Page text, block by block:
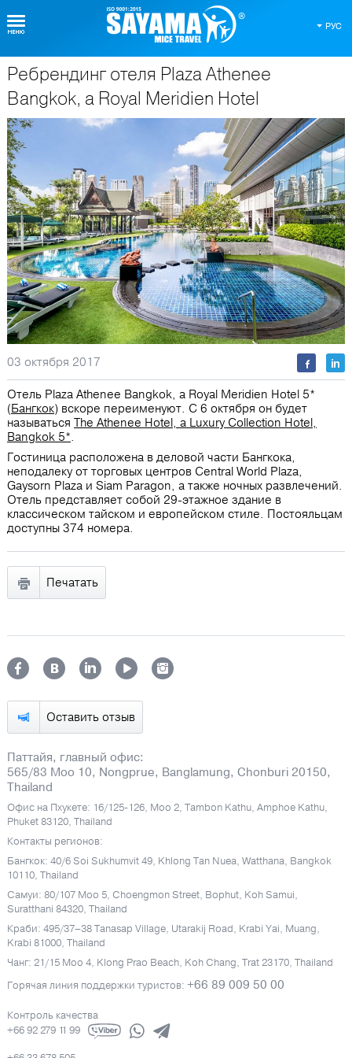
РУС
О Таиланде
Оставить отзыв
Паттайя, главный офис:
565/83 Moo 10, Nongprue, Banglamung, Chonburi 20150,
Thailand
Офис на Пхукете: 16/125-126, Moo 2, Tambon Kathu, Amphoe Kathu,
Phuket 83120, Thailand
Контакты регионов:
Бангкок: 40/6 Soi Sukhumvit 49, Khlong Tan Nuea, Watthana, Bangkok
10110, Thailand
Самуи: 80/107 Moo 5, Choengmon Street, Bophut, Koh Samui,
Suratthani 84320, Thailand
Краби: 495/37–38 Tanasap Village, Utarakij Road, Krabi Yai, Muang,
Krabi 81000, Thailand
Чанг: 21/15 Moo 4, Klong Prao Beach, Koh Chang, Trat 23170, Thailand
Горячая линия поддержки туристов: +66 89 009 50 00
Контроль качества
+66 92 279 11 99
Ребрендинг отеля Plaza Athenee
Bangkok, a Royal Meridien Hotel
03 октября 2017
Отель Plaza Athenee Bangkok, a Royal Meridien Hotel 5*
(Бангкок) вскоре переименуют. С 6 октября он будет
называться The Athenee Hotel, a Luxury Collection Hotel,
Bangkok 5*.
Гостиница расположена в деловой части Бангкока,
неподалеку от торговых центров Central World Plaza,
Gaysorn Plaza и Siam Paragon, а также ночных развлечений.
Отель представляет собой 29-этажное здание в
классическом тайском и европейском стиле. Постояльцам
доступны 374 номера.
Печатать